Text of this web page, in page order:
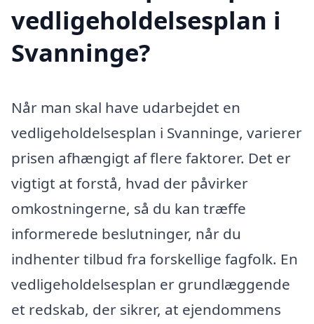
vedligeholdelsesplan i
Svanninge?
Når man skal have udarbejdet en
vedligeholdelsesplan i Svanninge, varierer
prisen afhængigt af flere faktorer. Det er
vigtigt at forstå, hvad der påvirker
omkostningerne, så du kan træffe
informerede beslutninger, når du
indhenter tilbud fra forskellige fagfolk. En
vedligeholdelsesplan er grundlæggende
et redskab, der sikrer, at ejendommens